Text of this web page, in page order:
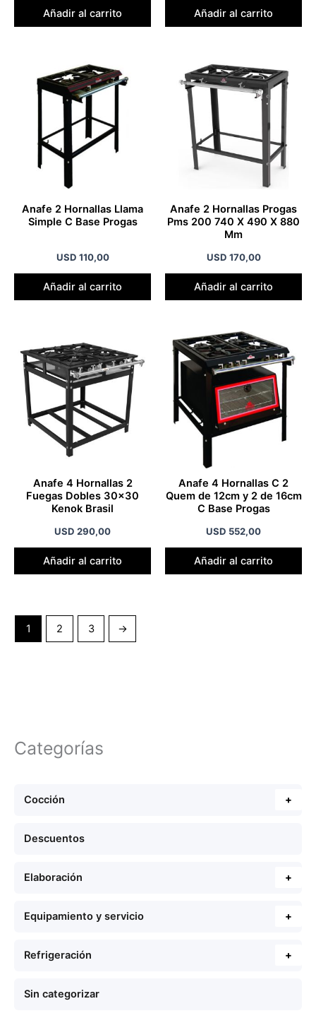
Categorías
Cocción +
Descuentos
Elaboración +
Equipamiento y servicio +
Refrigeración +
Sin categorizar
Añadir al carrito Añadir al carrito
Anafe 2 Hornallas Llama
Simple C Base Progas
USD 110,00
Añadir al carrito
Anafe 2 Hornallas Progas
Pms 200 740 X 490 X 880
Mm
USD 170,00
Añadir al carrito
Anafe 4 Hornallas 2
Fuegas Dobles 30×30
Kenok Brasil
USD 290,00
Añadir al carrito
Anafe 4 Hornallas C 2
Quem de 12cm y 2 de 16cm
C Base Progas
USD 552,00
Añadir al carrito
1 2 3 →